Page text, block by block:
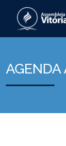
AGENDA